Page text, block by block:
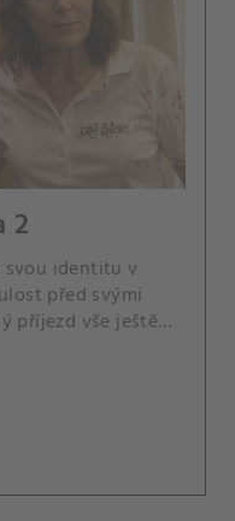
2
svou identitu v
před svými
příjezd vše ještě